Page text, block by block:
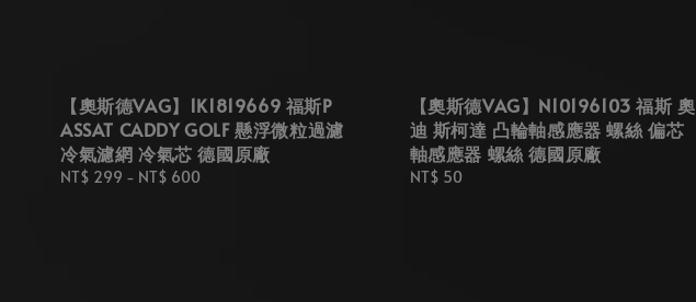
【奧斯德VAG】1K1819669 福斯P
ASSAT CADDY GOLF 懸浮微粒過濾
冷氣濾網 冷氣芯 德國原廠
Regular
NT$ 299 - NT$ 600
【奧斯德VAG】N10196103 福斯 奧
迪 斯柯達 凸輪軸感應器 螺絲 偏芯
軸感應器 螺絲 德國原廠
Regular
NT$ 50